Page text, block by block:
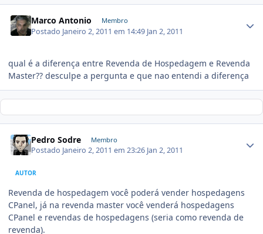
Marco Antonio Membro
Postado Janeiro 2, 2011 em 14:49 Jan 2, 2011
qual é a diferença entre Revenda de Hospedagem e Revenda
Master?? desculpe a pergunta e que nao entendi a diferença
Pedro Sodre Membro
Postado Janeiro 2, 2011 em 23:26 Jan 2, 2011
AUTOR
Revenda de hospedagem você poderá vender hospedagens
CPanel, já na revenda master você venderá hospedagens
CPanel e revendas de hospedagens (seria como revenda de
revenda).